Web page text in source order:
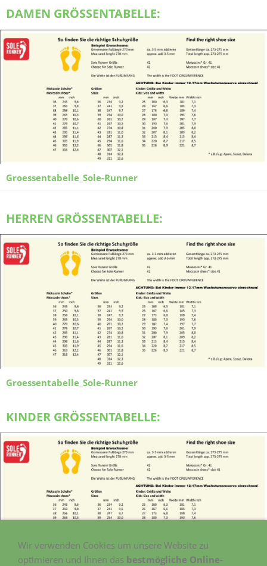
DAMEN GRÖSSENTABELLE:
Groessentabelle_Sole-Runner
HERREN GRÖSSENTABELLE:
Groessentabelle_Sole-Runner
KINDER GRÖSSENTABELLE:
Wir verwenden Cookies um unsere Website zu
optimieren und Ihnen das bestmögliche Online-